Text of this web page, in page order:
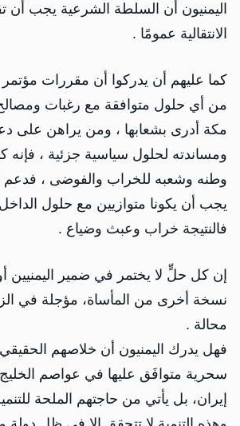
اليمنيون أن السلطة الشرعية يجب أن
الانتقالية عمومًا .
كما عليهم أن يدركوا أن مقررات
من أي حلول متوافقة مع رغبات
مكة أدرى بشعابها ، ومن يراهن على
ومساندته لحلول سياسية جزئية ،
وطنه وشعبه للخراب والفوضى ، فدعم
يجب أن يكونا متوازيين مع حلول الداخل
فالنتيجة خراب وعبث وضياع .
إن كل حلٍّ لا يختمر في ضمير اليمنيين
نسخة أخرى من المأساة، مؤجلة في
محالة .
فهل يدرك اليمنيون أن خلاصهم
سحرية متوافَق عليها في عواصم الخليج
إيران، بل يأتي من حاجتهم الملحة